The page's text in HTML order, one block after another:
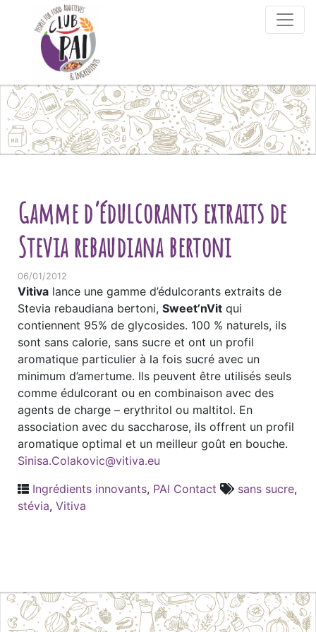
Skip to content
Gamme d’édulcorants extraits de
Stevia rebaudiana bertoni
06/01/2012
Vitiva lance une gamme d’édulcorants extraits de
Stevia rebaudiana bertoni, Sweet’nVit qui
contiennent 95% de glycosides. 100 % naturels, ils
sont sans calorie, sans sucre et ont un profil
aromatique particulier à la fois sucré avec un
minimum d’amertume. Ils peuvent être utilisés seuls
comme édulcorant ou en combinaison avec des
agents de charge – erythritol ou maltitol. En
association avec du saccharose, ils offrent un profil
aromatique optimal et un meilleur goût en bouche.
Sinisa.Colakovic@vitiva.eu
Ingrédients innovants, PAI Contact sans sucre,
stévia, Vitiva